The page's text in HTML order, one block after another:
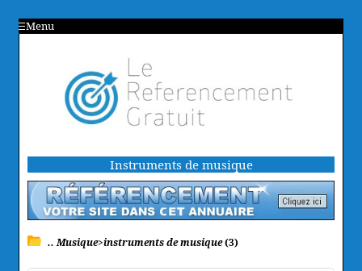
Menu
Instruments de musique
.. Musique>instruments de musique(3)